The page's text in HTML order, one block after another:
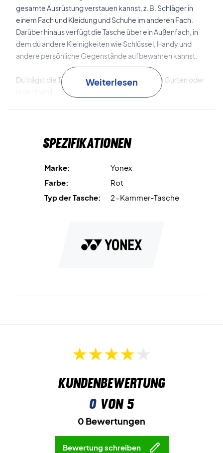
gesamte Ausrüstung verstauen kannst, z. B. Schläger in
einem Fach und Kleidung und Schuhe im anderen Fach.
Darüber hinaus verfügt die Tasche über ein Außenfach, in
dem du andere Kleinigkeiten wie Schlüssel, Handy und
andere persönliche Gegenstände aufbewahren kannst.
Du trägst die Tasche über der Schulter mit den Gurten oder
Weiterlesen
Spezifikationen
Marke:
Yonex
Farbe:
Rot
Typ der Tasche:
2-Kammer-Tasche
Kundenbewertung
0von 5
0 Bewertungen
Bewertung schreiben